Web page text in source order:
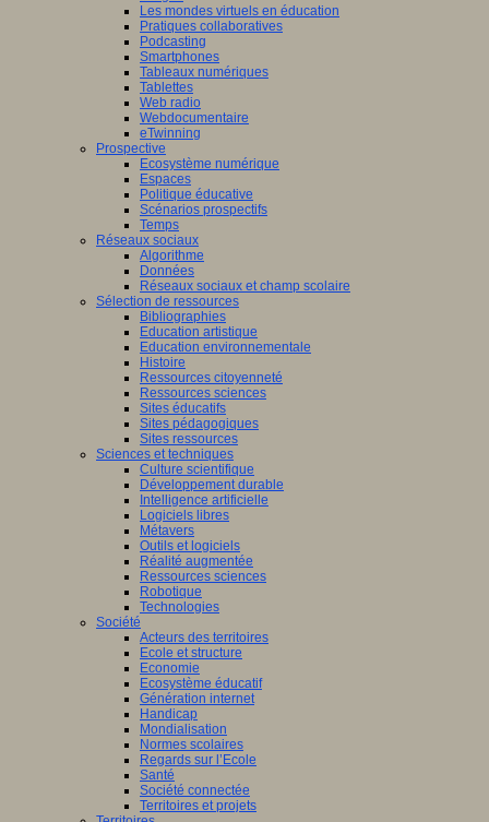
Les mondes virtuels en éducation
Pratiques collaboratives
Podcasting
Smartphones
Tableaux numériques
Tablettes
Web radio
Webdocumentaire
eTwinning
Prospective
Ecosystème numérique
Espaces
Politique éducative
Scénarios prospectifs
Temps
Réseaux sociaux
Algorithme
Données
Réseaux sociaux et champ scolaire
Sélection de ressources
Bibliographies
Education artistique
Education environnementale
Histoire
Ressources citoyenneté
Ressources sciences
Sites éducatifs
Sites pédagogiques
Sites ressources
Sciences et techniques
Culture scientifique
Développement durable
Intelligence artificielle
Logiciels libres
Métavers
Outils et logiciels
Réalité augmentée
Ressources sciences
Robotique
Technologies
Société
Acteurs des territoires
Ecole et structure
Economie
Ecosystème éducatif
Génération internet
Handicap
Mondialisation
Normes scolaires
Regards sur l’Ecole
Santé
Société connectée
Territoires et projets